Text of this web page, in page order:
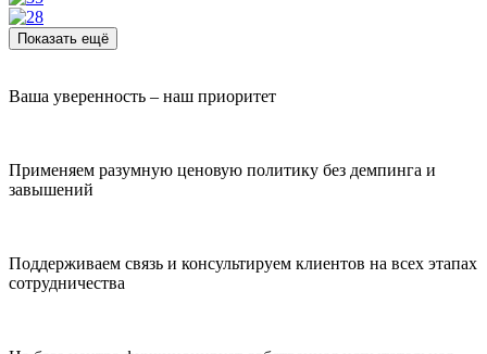
Показать ещё
Ваша уверенность – наш приоритет
Применяем разумную ценовую политику без демпинга и
завышений
Поддерживаем связь и консультируем клиентов на всех этапах
сотрудничества